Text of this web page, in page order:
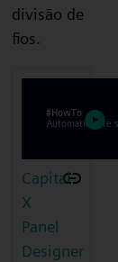
divisão de
fios.
Capital
X
Panel
Designer